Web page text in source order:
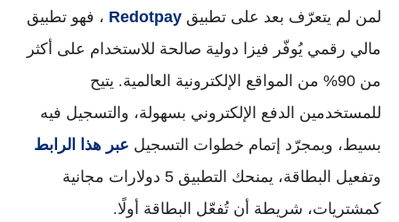
لمن لم يتعرّف بعد على تطبيق Redotpay ، فهو تطبيق
مالي رقمي يُوفّر فيزا دولية صالحة للاستخدام على أكثر
من 90% من المواقع الإلكترونية العالمية
. يتيح
للمستخدمين الدفع الإلكتروني بسهولة، والتسجيل فيه
بسيط، وبمجرّد إتمام خطوات التسجيل عبر هذا الرابط
وتفعيل البطاقة، يمنحك التطبيق
5 دولارات مجانية
كمشتريات، شريطة أن تُفعّل البطاقة أولًا.